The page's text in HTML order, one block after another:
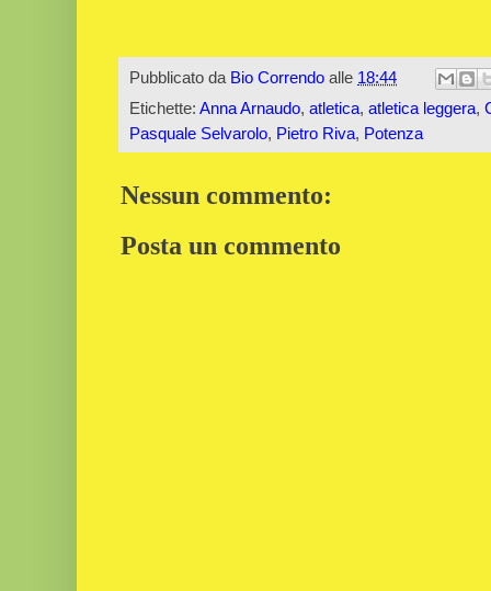
Pubblicato da Bio Correndo alle 18:44
Etichette: Anna Arnaudo, atletica, atletica leggera,
Pasquale Selvarolo, Pietro Riva, Potenza
Nessun commento:
Posta un commento